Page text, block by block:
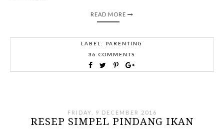
READ MORE
LABEL: PARENTING
36 COMMENTS
FRIDAY, 9 DECEMBER 2016
RESEP SIMPEL PINDANG IKAN